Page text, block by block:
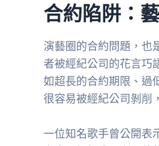
合約陷阱：
演藝圈的合約問題，也
者被經紀公司的花言巧
如超長的合約期限、過
很容易被經紀公司剝削
一位知名歌手曾公開表